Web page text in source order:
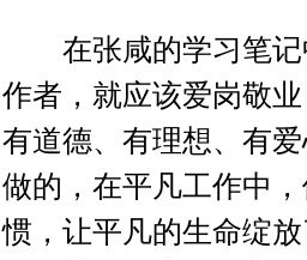
在张咸的学习笔记
作者，就应该爱岗敬
有道德、有理想、有
做的，在平凡工作中
惯，让平凡的生命绽